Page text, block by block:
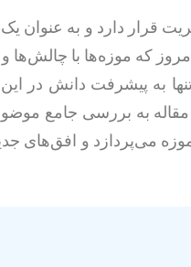
قرار دارد و به عنوان یک
که موزه‌ها با
به پیشرفت دانش در
مقاله به بررسی جامع
می‌پردازد و افق‌های